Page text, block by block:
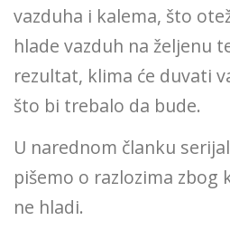
vazduha i kalema, što
hlade vazduh na željenu
rezultat, klima će duvati
što bi trebalo da bude.
U narednom članku
pišemo o razlozima zbog
ne hladi.